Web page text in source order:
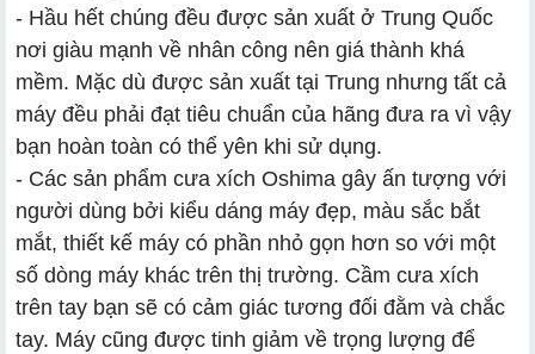
- Hầu hết chúng đều được sản xuất ở Trung Quốc
nơi giàu mạnh về nhân công nên giá thành khá
mềm. Mặc dù được sản xuất tại Trung nhưng tất cả
máy đều phải đạt tiêu chuẩn của hãng đưa ra vì vậy
bạn hoàn toàn có thể yên khi sử dụng.
- Các sản phẩm cưa xích Oshima gây ấn tượng với
người dùng bởi kiểu dáng máy đẹp, màu sắc bắt
mắt, thiết kế máy có phần nhỏ gọn hơn so với một
số dòng máy khác trên thị trường. Cầm cưa xích
trên tay bạn sẽ có cảm giác tương đối đằm và chắc
tay. Máy cũng được tinh giảm về trọng lượng để